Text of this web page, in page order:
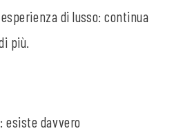
di lusso: continua
più.
: esiste davvero